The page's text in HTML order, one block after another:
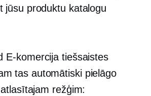
jūsu produktu katalogu
E-komercija tiešsaistes
tas automātiski pielāgo
režģim: